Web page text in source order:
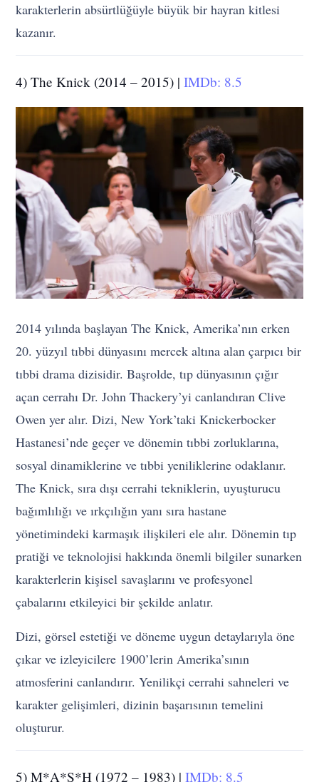
karakterlerin absürtlüğüyle büyük bir hayran kitlesi
kazanır.
4) The Knick (2014 – 2015) |IMDb: 8.5
2014 yılında başlayan The Knick, Amerika’nın erken
20. yüzyıl tıbbi dünyasını mercek altına alan çarpıcı bir
tıbbi drama dizisidir. Başrolde, tıp dünyasının çığır
açan cerrahı Dr. John Thackery’yi canlandıran Clive
Owen yer alır. Dizi, New York’taki Knickerbocker
Hastanesi’nde geçer ve dönemin tıbbi zorluklarına,
sosyal dinamiklerine ve tıbbi yeniliklerine odaklanır.
The Knick, sıra dışı cerrahi tekniklerin, uyuşturucu
bağımlılığı ve ırkçılığın yanı sıra hastane
yönetimindeki karmaşık ilişkileri ele alır. Dönemin tıp
pratiği ve teknolojisi hakkında önemli bilgiler sunarken
karakterlerin kişisel savaşlarını ve profesyonel
çabalarını etkileyici bir şekilde anlatır.
Dizi, görsel estetiği ve döneme uygun detaylarıyla öne
çıkar ve izleyicilere 1900’lerin Amerika’sının
atmosferini canlandırır. Yenilikçi cerrahi sahneleri ve
karakter gelişimleri, dizinin başarısının temelini
oluşturur.
5) M*A*S*H (1972 – 1983) |IMDb: 8.5